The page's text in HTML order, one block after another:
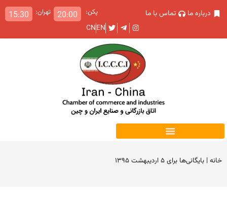
درباره ما تماس با ما پکن: 20:00 تهران: 15:30
EN
CN
خانه| بایگانی‌ها برای ۵ اردیبهشت ۱۳۹۵